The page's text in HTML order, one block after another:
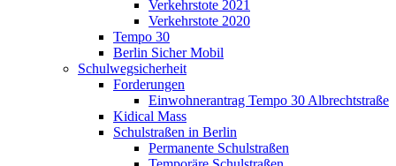
Verkehrstote 2021
Verkehrstote 2020
Tempo 30
Berlin Sicher Mobil
Schulwegsicherheit
Forderungen
Einwohnerantrag Tempo 30 Albrechtstraße
Kidical Mass
Schulstraßen in Berlin
Permanente Schulstraßen